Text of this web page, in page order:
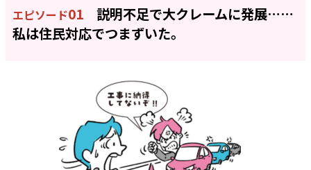
エピソード01
説明不足で大クレームに発展……
私は住民対応でつまずいた。